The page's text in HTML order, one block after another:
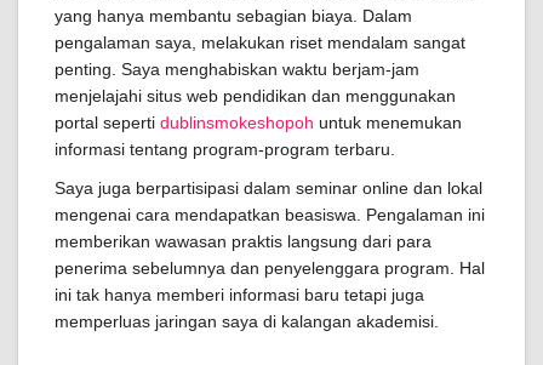
yang hanya membantu sebagian biaya. Dalam
pengalaman saya, melakukan riset mendalam sangat
penting. Saya menghabiskan waktu berjam-jam
menjelajahi situs web pendidikan dan menggunakan
portal seperti dublinsmokeshopoh untuk menemukan
informasi tentang program-program terbaru.
Saya juga berpartisipasi dalam seminar online dan lokal
mengenai cara mendapatkan beasiswa. Pengalaman ini
memberikan wawasan praktis langsung dari para
penerima sebelumnya dan penyelenggara program. Hal
ini tak hanya memberi informasi baru tetapi juga
memperluas jaringan saya di kalangan akademisi.